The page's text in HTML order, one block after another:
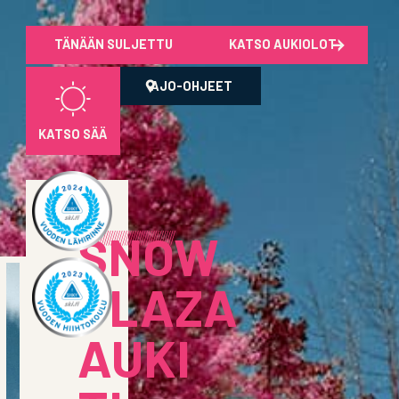
TÄNÄÄN SULJETTU KATSO AUKIOLOT
KATSO SÄÄ
AJO-OHJEET
SNOW
PLAZA
AUKI